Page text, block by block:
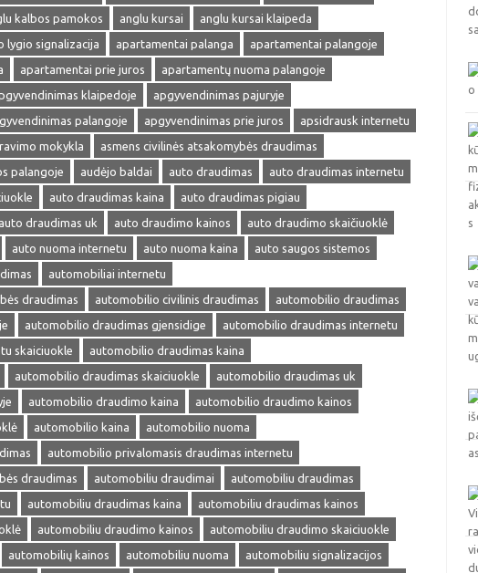
kalbos pamokos anglu kursai
anglu kursai klaipeda
lygio signalizacija apartamentai palanga
apartamentai palangoje
apartamentai prie juros
apartamentų nuoma palangoje
klaipedoje
apgyvendinimas pajuryje
palangoje apgyvendinimas prie juros
apsidrausk internetu
mokykla
asmens civilinės atsakomybės draudimas
palangoje audėjo baldai auto draudimas
auto draudimas internetu
auto draudimas kaina
auto draudimas pigiau
auto draudimas uk auto draudimo kainos
auto draudimo skaičiuoklė
auto nuoma internetu auto nuoma kaina
auto saugos sistemos
automobiliai internetu
draudimas
automobilio civilinis draudimas
automobilio draudimas
automobilio draudimas gjensidige
automobilio draudimas internetu
skaiciuokle
automobilio draudimas kaina
automobilio draudimas skaiciuokle
automobilio draudimas uk
automobilio draudimo kaina
automobilio draudimo kainos
automobilio kaina
automobilio nuoma
automobilio privalomasis draudimas internetu
draudimas
automobiliu draudimai
automobiliu draudimas
automobiliu draudimas kaina
automobiliu draudimas kainos
automobiliu draudimo kainos
automobiliu draudimo skaiciuokle
automobilių kainos automobiliu nuoma
automobiliu signalizacijos